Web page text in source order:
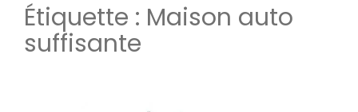
Étiquette : Maison auto
suffisante